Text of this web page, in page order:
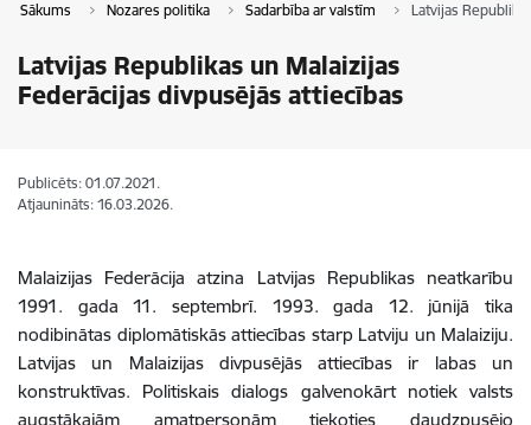
Sākums Nozares politika Sadarbība ar valstīm Latvijas
Latvijas Republikas un Malaizijas
Federācijas divpusējās attiecības
Publicēts: 01.07.2021.
Atjaunināts: 16.03.2026.
Malaizijas Federācija atzina Latvijas Republikas neatkarību
1991. gada 11. septembrī. 1993. gada 12. jūnijā tika
nodibinātas diplomātiskās attiecības starp Latviju un Malaiziju.
Latvijas un Malaizijas divpusējās attiecības ir labas un
konstruktīvas. Politiskais dialogs galvenokārt notiek valsts
augstākajām amatpersonām tiekoties daudzpusējo